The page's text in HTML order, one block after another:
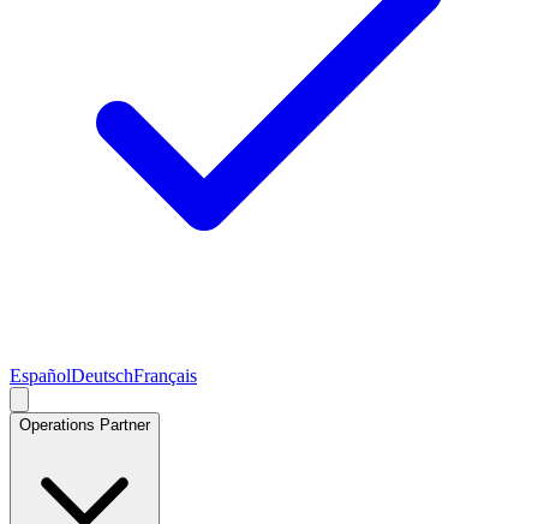
EspañolDeutschFrançais
Operations Partner